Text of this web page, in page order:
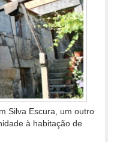
Silva Escura, um outro
à habitação de